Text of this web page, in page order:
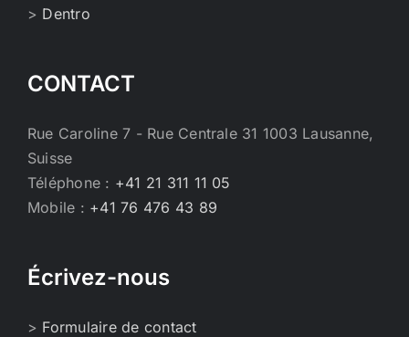
> Dentro
CONTACT
Rue Caroline 7 - Rue Centrale 31 1003 Lausanne,
Suisse
Téléphone : +41 21 311 11 05
Mobile : +41 76 476 43 89
Écrivez-nous
> Formulaire de contact